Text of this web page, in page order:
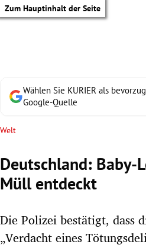
Zum Hauptinhalt der Seite
Wählen Sie KURIER als
Google-Quelle
Welt
Deutschland: Baby-
Müll entdeckt
Die Polizei bestätigt, dass
„Verdacht eines